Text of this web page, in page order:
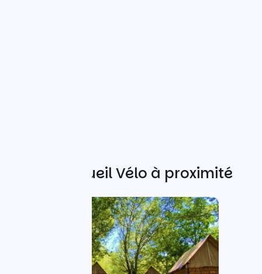
Autres Accueil Vélo à proximité